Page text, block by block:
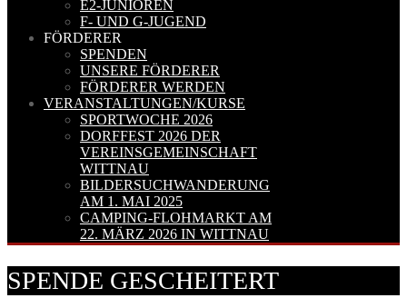
E2-JUNIOREN
F- UND G-JUGEND
FÖRDERER
SPENDEN
UNSERE FÖRDERER
FÖRDERER WERDEN
VERANSTALTUNGEN/KURSE
SPORTWOCHE 2026
DORFFEST 2026 DER
VEREINSGEMEINSCHAFT
WITTNAU
BILDERSUCHWANDERUNG
AM 1. MAI 2025
CAMPING-FLOHMARKT AM
22. MÄRZ 2026 IN WITTNAU
SPENDE GESCHEITERT